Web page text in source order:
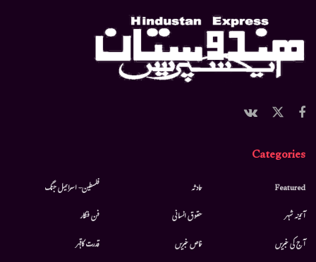
Categories
Featured
آئینہ شہر
آج کی خبریں
حادثہ
حقوق انسانی
خاص خبریں
فلسطین- اسرائیل جنگ
فن فنکار
قدرت کاقہر